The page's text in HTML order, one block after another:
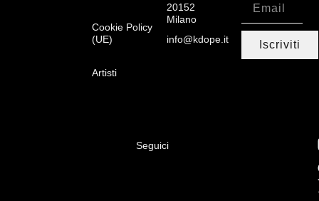
Cookie Policy
(UE)
Artisti
20152
Milano
info@kdope.it
Iscriviti
Seguici